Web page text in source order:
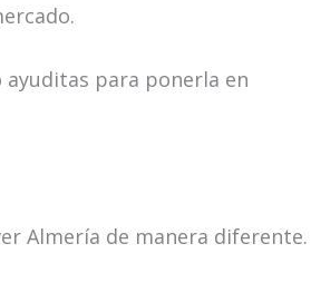
para ponerla en
Almería de manera diferente.